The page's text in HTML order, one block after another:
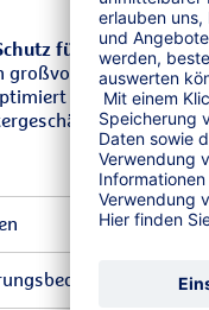
für
großvolumigen
Ihre
für